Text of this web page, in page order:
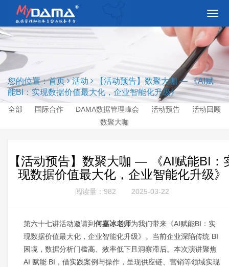
切
导
航
您的位置：首页 活动
【活动预告】数聚大咖 — 《AI赋
能BI：实现数据价值最大化，企业智能化升级》
全部 国际合作 DAMA数据管理峰会 活动预告
活动回顾
数聚大咖
【活动预告】数聚大咖 — 《AI赋能BI：
现数据价值最大化，企业智能化升级》
阅读量：982 2025-03-22
第六十七讲活动邀请到 何嘉冰老师为我们带来《AI赋能BI：实
现数据价值最大化，企业智能化升级》。当前企业深陷传统 BI
困境，数据分析门槛高、效率低下且洞察滞后。本次演讲聚焦
AI 赋能 BI，借实践案例与操作，呈现供应链、营销等领域实现